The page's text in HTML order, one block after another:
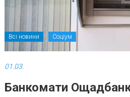
Всі новини Соціум
01.03.
Банкомати